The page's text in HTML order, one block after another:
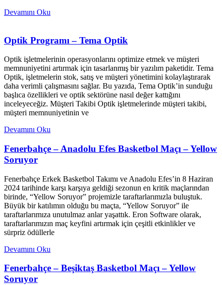
Devamını Oku
Optik Programı – Tema Optik
Optik işletmelerinin operasyonlarını optimize etmek ve müşteri
memnuniyetini artırmak için tasarlanmış bir yazılım paketidir. Tema
Optik, işletmelerin stok, satış ve müşteri yönetimini kolaylaştırarak
daha verimli çalışmasını sağlar. Bu yazıda, Tema Optik’in sunduğu
başlıca özellikleri ve optik sektörüne nasıl değer kattığını
inceleyeceğiz. Müşteri Takibi Optik işletmelerinde müşteri takibi,
müşteri memnuniyetinin ve
Devamını Oku
Fenerbahçe – Anadolu Efes Basketbol Maçı – Yellow
Soruyor
Fenerbahçe Erkek Basketbol Takımı ve Anadolu Efes’in 8 Haziran
2024 tarihinde karşı karşıya geldiği sezonun en kritik maçlarından
birinde, “Yellow Soruyor” projemizle taraftarlarımızla buluştuk.
Büyük bir katılımın olduğu bu maçta, “Yellow Soruyor” ile
taraftarlarımıza unutulmaz anlar yaşattık. Eron Software olarak,
taraftarlarımızın maç keyfini artırmak için çeşitli etkinlikler ve
sürpriz ödüllerle
Devamını Oku
Fenerbahçe – Beşiktaş Basketbol Maçı – Yellow
Soruyor